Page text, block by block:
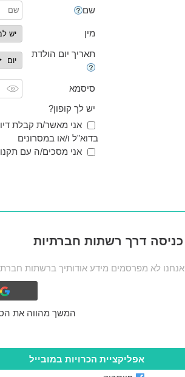
שם
מין
תאריך יום הולדת
סיסמא
יש לך קופון?
אני מאשר/ת קבלת
בדוא"ל ו/או במסרונים
אני מסכים/ה עם
כניסה דרך רשתות חברתיות
אנחנו לא מפרסמים מידע אודותיך ברשתות
המשך מהווה את
אפליקציית הכרויות במובייל